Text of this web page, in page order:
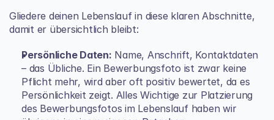
Gliedere deinen Lebenslauf in diese klaren Abschnitte,
damit er übersichtlich bleibt:
Persönliche Daten: Name, Anschrift, Kontaktdaten
– das Übliche. Ein Bewerbungsfoto ist zwar keine
Pflicht mehr, wird aber oft positiv bewertet, da es
Persönlichkeit zeigt. Alles Wichtige zur Platzierung
des Bewerbungsfotos im Lebenslauf haben wir